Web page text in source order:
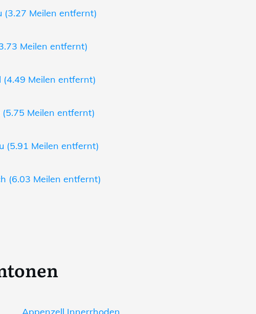
(3.27 Meilen entfernt)
Meilen entfernt)
(4.49 Meilen entfernt)
(5.75 Meilen entfernt)
(5.91 Meilen entfernt)
(6.03 Meilen entfernt)